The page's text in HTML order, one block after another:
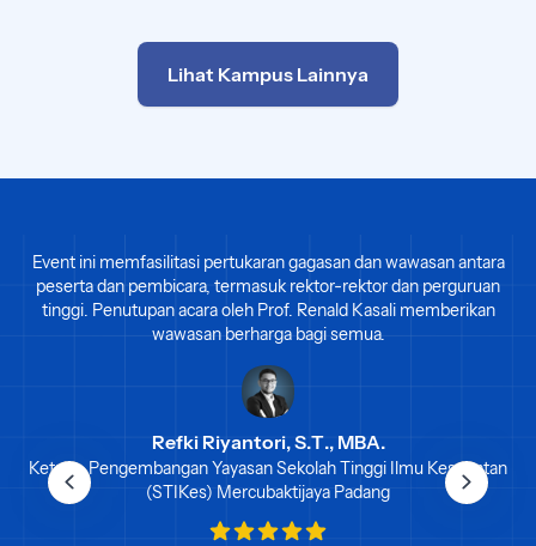
Lihat Kampus Lainnya
Event ini memfasilitasi pertukaran gagasan dan wawasan antara
peserta dan pembicara, termasuk rektor-rektor dan perguruan
tinggi. Penutupan acara oleh Prof. Renald Kasali memberikan
wawasan berharga bagi semua.
Refki Riyantori, S.T., MBA.
Ketua - Pengembangan Yayasan Sekolah Tinggi Ilmu Kesehatan
(STIKes) Mercubaktijaya Padang